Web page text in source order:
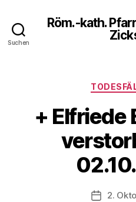
Suchen
Röm.-kath.
+ Elfriede
2.